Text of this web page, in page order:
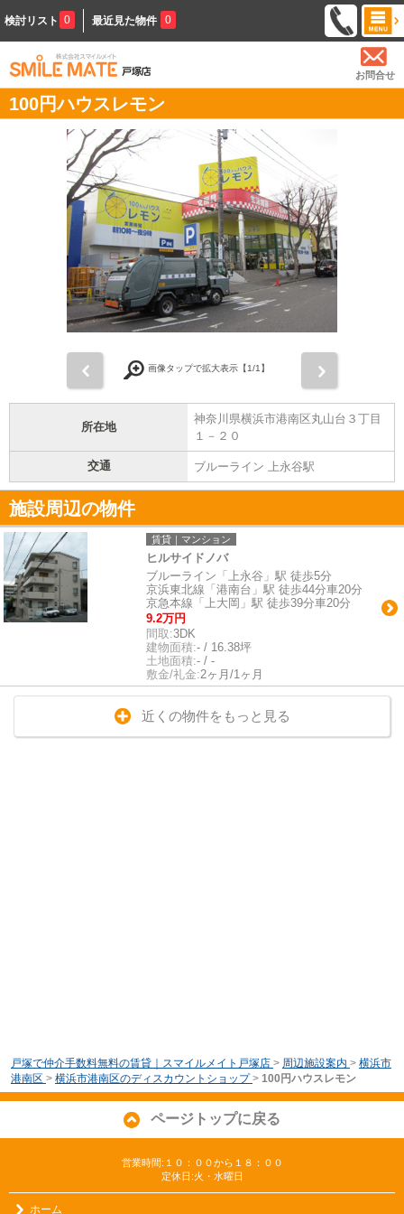
検討リスト 0 最近見た物件 0
お問合せ
100円ハウスレモン
画像タップで拡大表示【1/1】
所在地
神奈川県横浜市港南区丸山台３丁目
１－２０
交通 ブルーライン 上永谷駅
施設周辺の物件
賃貸｜マンション
ヒルサイドノバ
ブルーライン「上永谷」駅 徒歩5分
京浜東北線「港南台」駅 徒歩44分車20分
京急本線「上大岡」駅 徒歩39分車20分
9.2万円
間取:3DK
建物面積:- / 16.38坪
土地面積:- / -
敷金/礼金:2ヶ月/1ヶ月
近くの物件をもっと見る
戸塚で仲介手数料無料の賃貸｜スマイルメイト戸塚店 > 周辺施設案内 > 横浜市
港南区 > 横浜市港南区のディスカウントショップ > 100円ハウスレモン
ページトップに戻る
営業時間:１０：００から１８：００
定休日:火・水曜日
ホーム